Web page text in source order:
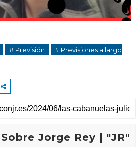
# Previsión
# Previsiones a largo
Sobre Jorge Rey | "JR"